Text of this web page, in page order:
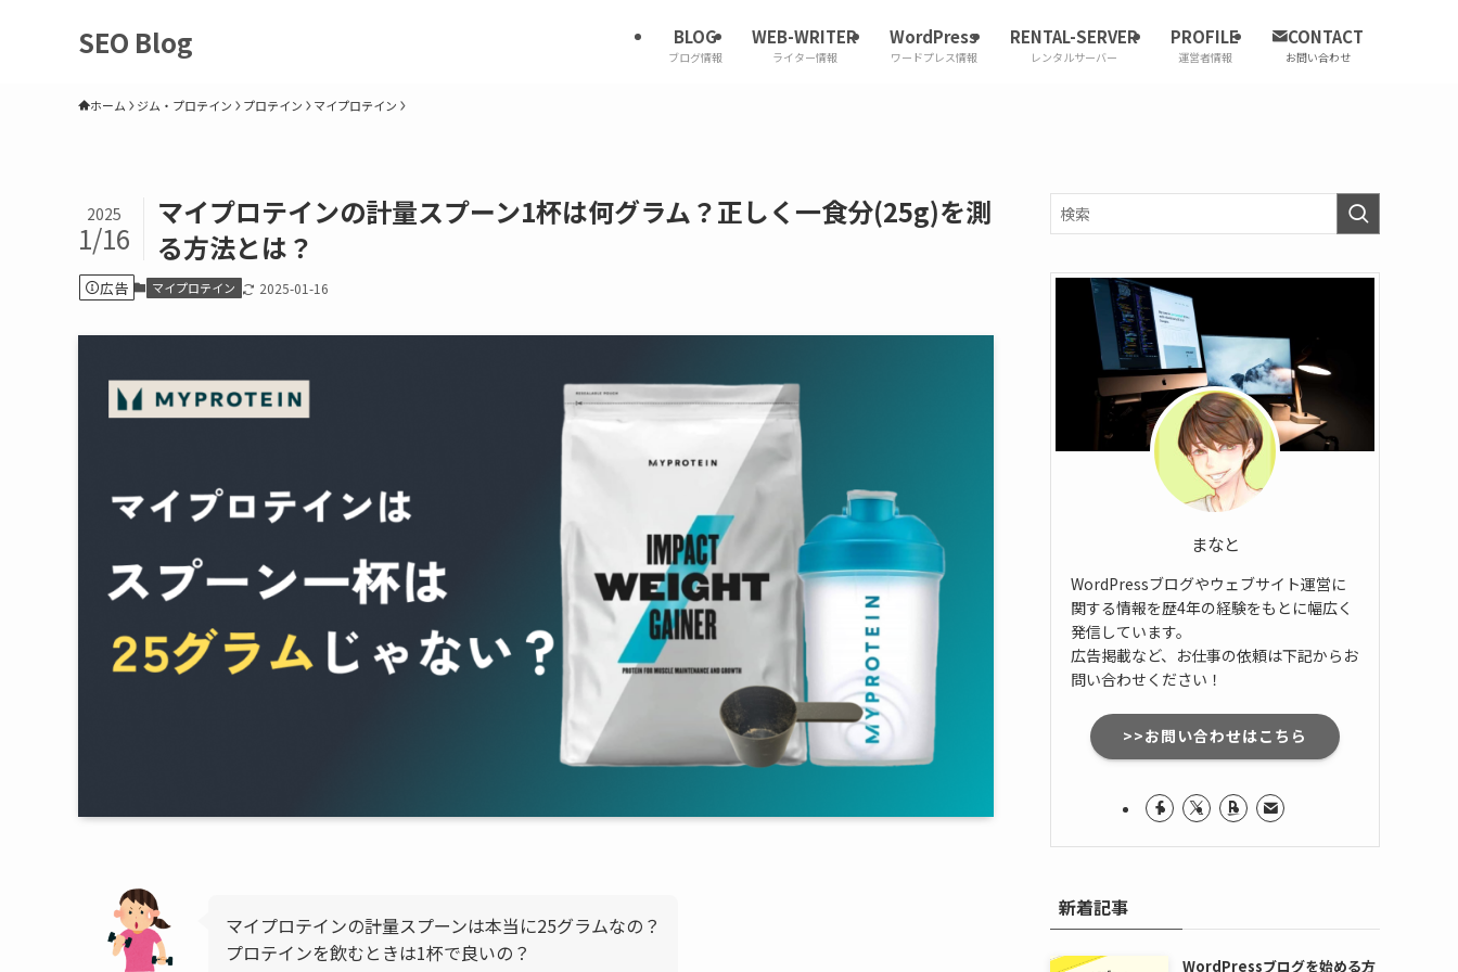
SEO Blog BLOG
ブログ情報
WEB-WRITER
ライター情報
WordPress
ワードプレス情報
RENTAL-SERVER
レンタルサーバー
PROFILE
運営者情報
CONTACT
お問い合わせ
ホーム ジム・プロテイン プロテイン マイプロテイン
マイプロテインの計量スプーン1杯は何グラム？正しく一食分(25g)を測
る方法とは？
2025
1/16
広告 マイプロテイン 2025-01-16
マイプロテインの計量スプーンは本当に25グラムなの？
プロテインを飲むときは1杯で良いの？
まなと
WordPressブログやウェブサイト運営に
関する情報を歴4年の経験をもとに幅広く
発信しています。
広告掲載など、お仕事の依頼は下記からお
問い合わせください！
>>お問い合わせはこちら
新着記事
WordPressブログを始める方